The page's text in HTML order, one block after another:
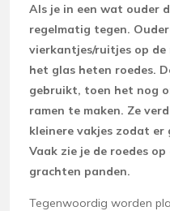
Als je in een wat ouder
regelmatig tegen.
vierkantjes/ruitjes op de
het glas heten roedes.
gebruikt, toen het nog
ramen te maken. Ze
kleinere vakjes zodat er
Vaak zie je de roedes
grachten panden.
Tegenwoordig worden